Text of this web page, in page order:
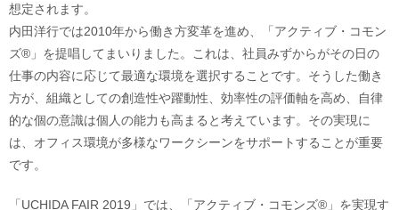
想定されます。
内田洋行では2010年から働き方変革を進め、「アクティブ・コモン
ズ®」を提唱してまいりました。これは、社員みずからがその日の
仕事の内容に応じて最適な環境を選択することです。そうした働き
方が、組織としての創造性や躍動性、効率性の評価軸を高め、自律
的な個の意識は個人の能力も高まると考えています。その実現に
は、オフィス環境が多様なワークシーンをサポートすることが重要
です。
「UCHIDA FAIR 2019」では、「アクティブ・コモンズ®」を実現す